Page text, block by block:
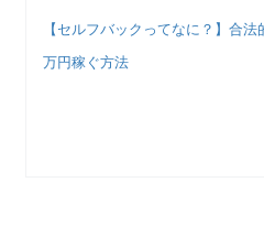
【セルフバックってなに？】合
万円稼ぐ方法